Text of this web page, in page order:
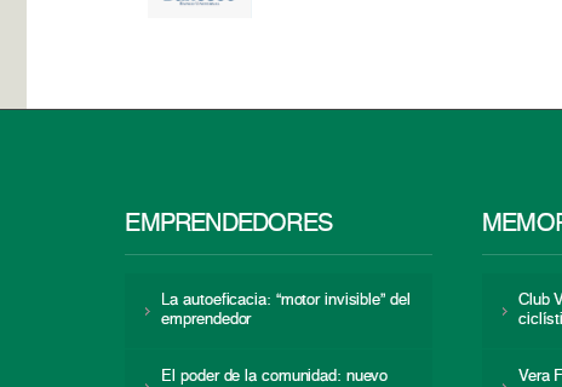
EMPRENDEDORES
La autoeficacia: “motor invisible” del
emprendedor
El poder de la comunidad: nuevo
Club
Vera